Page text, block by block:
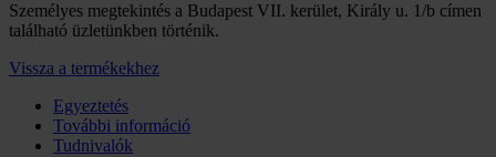
Személyes megtekintés a Budapest VII. kerület, Király u. 1/b címen
található üzletünkben történik.
Vissza a termékekhez
Egyeztetés
További információ
Tudnivalók